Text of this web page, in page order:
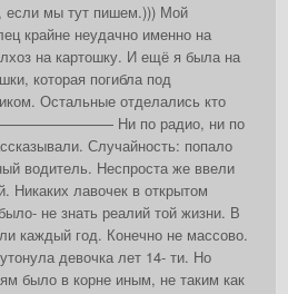
если мы тут пишем.))) Мой
крайне неудачно именно на
на картошку. И ещё я была на
которая погибла под
Остальные отделались кто
Ни по радио, ни по
Случайность: попало
водитель. Неспроста же ввели
Никаких лавочек в открытом
не знать реалий той жизни. В
каждый год. Конечно не массово.
девочка лет 14- ти. Но
было в корне иным, не таким как